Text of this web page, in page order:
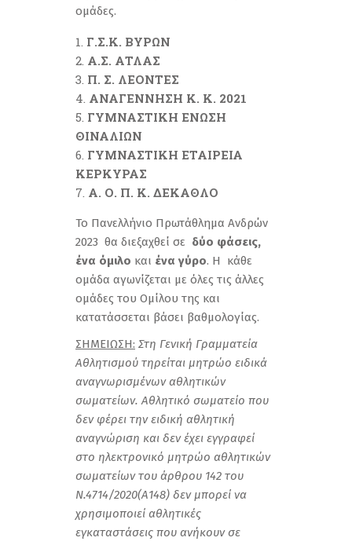
ομάδες.
Γ.Σ.Κ. ΒΥΡΩΝ
Α.Σ. ΑΤΛΑΣ
Π. Σ. ΛΕΟΝΤΕΣ
ΑΝΑΓΕΝΝΗΣΗ Κ. Κ. 2021
ΓΥΜΝΑΣΤΙΚΗ ΕΝΩΣΗ
ΘΙΝΑΛΙΩΝ
ΓΥΜΝΑΣΤΙΚΗ ΕΤΑΙΡΕΙΑ
ΚΕΡΚΥΡΑΣ
Α. Ο. Π. Κ. ΔΕΚΑΘΛΟ
Το Πανελλήνιο Πρωτάθλημα Ανδρών
2023 θα διεξαχθεί σε δύο φάσεις,
ένα όμιλο και ένα γύρο. Η κάθε
ομάδα αγωνίζεται με όλες τις άλλες
ομάδες του Ομίλου της και
κατατάσσεται βάσει βαθμολογίας.
ΣΗΜΕΙΩΣΗ: Στη Γενική Γραμματεία
Αθλητισμού τηρείται μητρώο ειδικά
αναγνωρισμένων αθλητικών
σωματείων. Αθλητικό σωματείο που
δεν φέρει την ειδική αθλητική
αναγνώριση και δεν έχει εγγραφεί
στο ηλεκτρονικό μητρώο αθλητικών
σωματείων του άρθρου 142 του
Ν.4714/2020(Α148) δεν μπορεί να
χρησιμοποιεί αθλητικές
εγκαταστάσεις που ανήκουν σε